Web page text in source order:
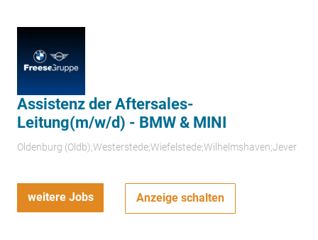
Assistenz der Aftersales-
Leitung(m/w/d) - BMW & MINI
Oldenburg (Oldb);Westerstede;Wiefelstede;Wilhelmshaven;Jever
weitere Jobs Anzeige schalten